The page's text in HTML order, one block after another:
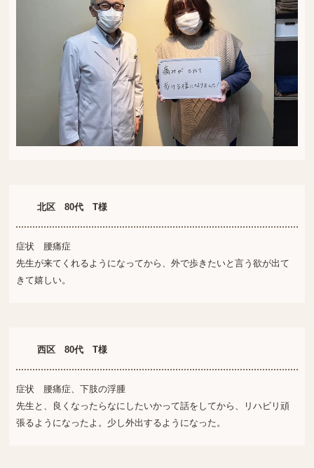
北区 80代 T様
症状 腰痛症
先生が来てくれるようになってから、外で歩きたいと言う欲が出て
きて嬉しい。
西区 80代 T様
症状 腰痛症、下肢の浮腫
先生と、良くなったらなにしたいかって話をしてから、リハビリ頑
張るようになったよ。少し外出するようになった。